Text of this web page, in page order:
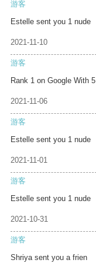
游客
Estelle sent you 1 nude
2021-11-10
游客
Rank 1 on Google With 5
2021-11-06
游客
Estelle sent you 1 nude
2021-11-01
游客
Estelle sent you 1 nude
2021-10-31
游客
Shriya sent you a frien